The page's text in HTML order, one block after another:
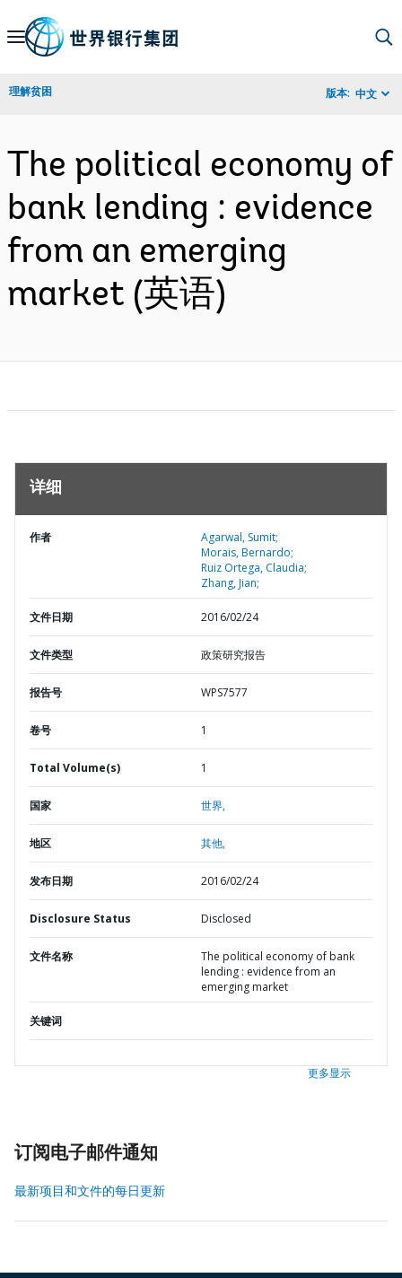
Skip
Navigation
理解贫困 版本: 中文
The political economy of
bank lending : evidence
from an emerging
market (英语)
详细
作者
Agarwal, Sumit;
Morais, Bernardo;
Ruiz Ortega, Claudia;
Zhang, Jian;
文件日期 2016/02/24
文件类型 政策研究报告
报告号 WPS7577
卷号 1
Total Volume(s) 1
国家 世界,
地区 其他,
发布日期 2016/02/24
Disclosure Status Disclosed
文件名称
The political economy of bank
lending : evidence from an
emerging market
关键词
更多显示
订阅电子邮件通知
最新项目和文件的每日更新